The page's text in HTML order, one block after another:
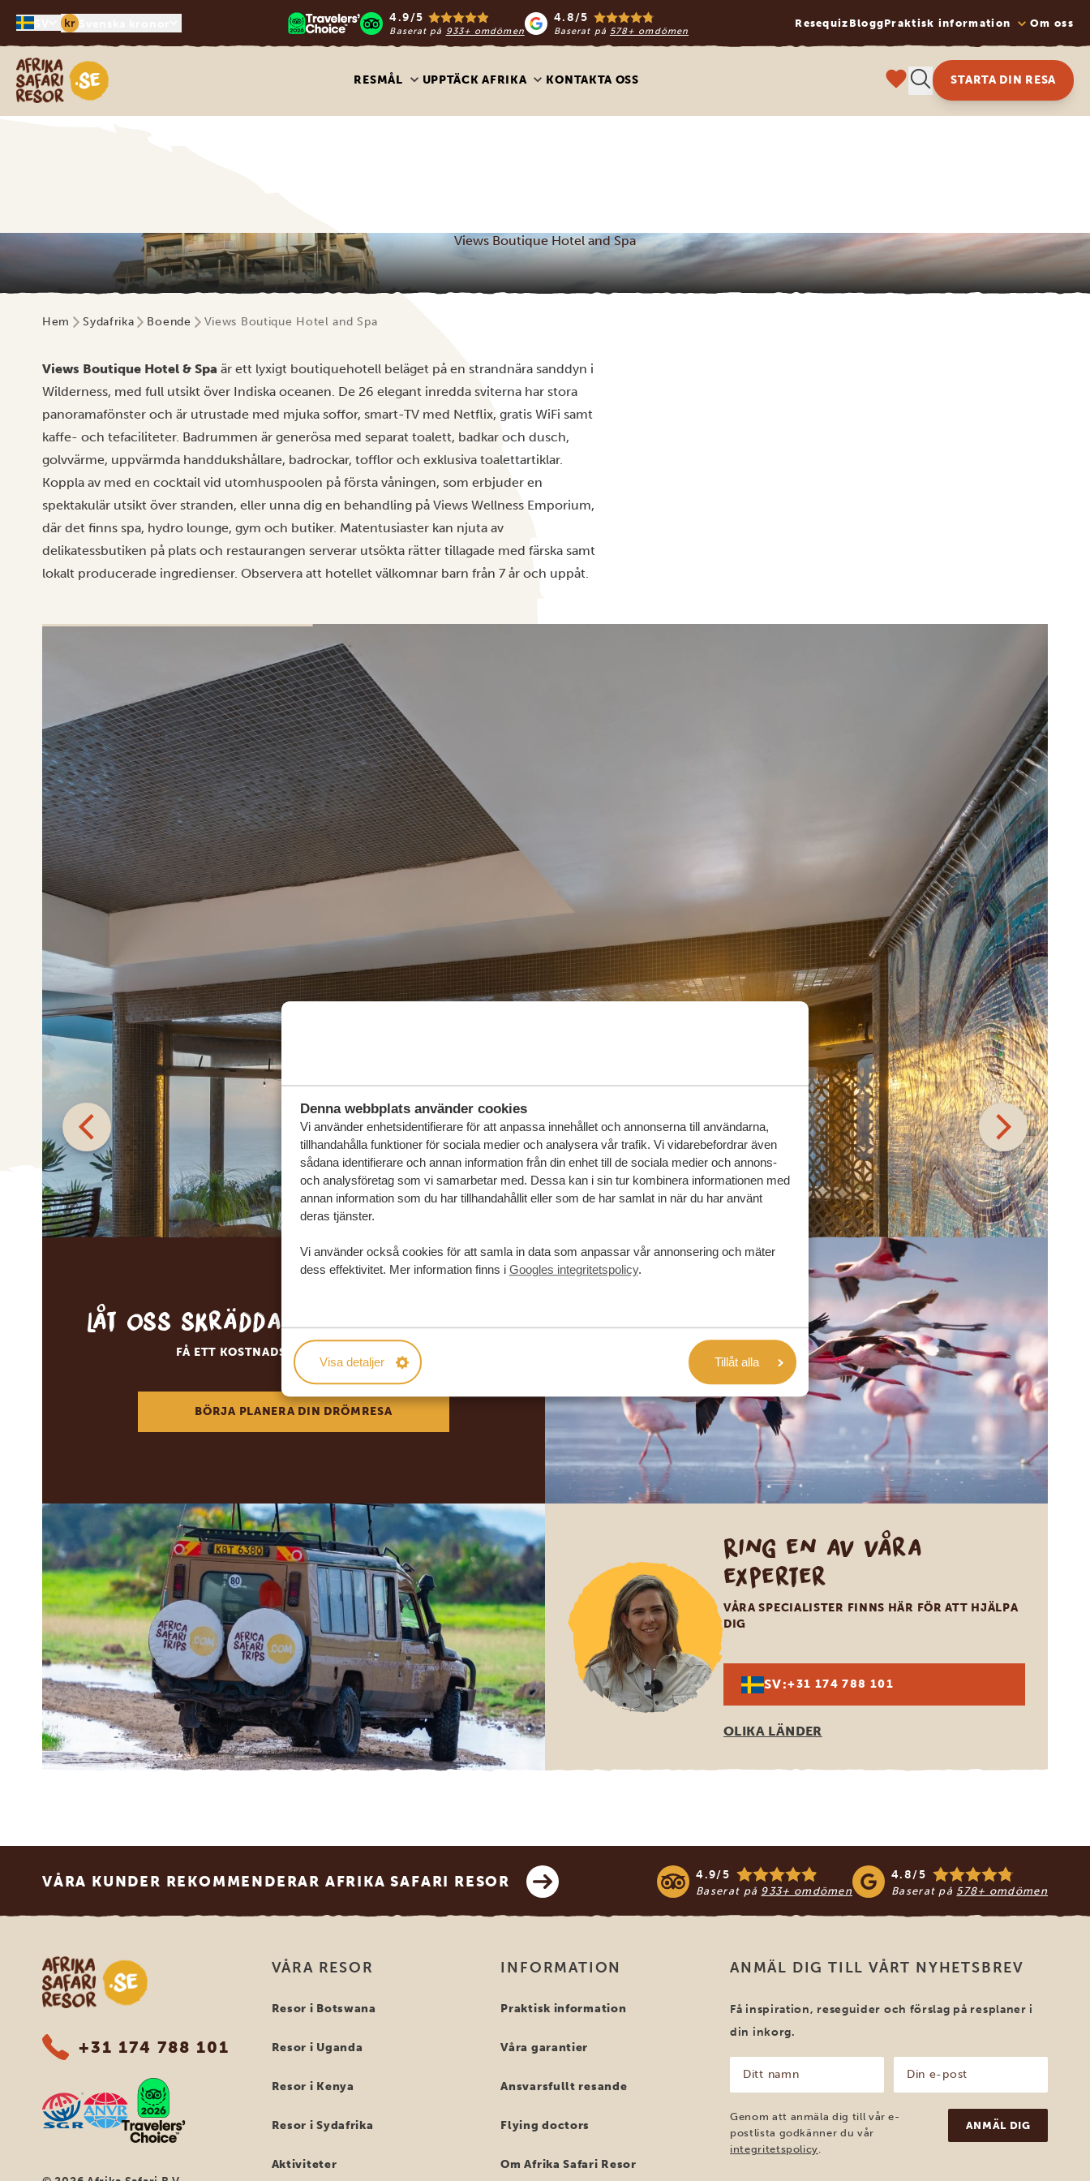
Denna webbplats använder cookies
Vi använder enhetsidentifierare för att anpassa innehållet och annonserna till användarna,
tillhandahålla funktioner för sociala medier och analysera vår trafik. Vi vidarebefordrar även
sådana identifierare och annan information från din enhet till de sociala medier och annons-
och analysföretag som vi samarbetar med. Dessa kan i sin tur kombinera informationen med
annan information som du har tillhandahållit eller som de har samlat in när du har använt
deras tjänster.
Vi använder också cookies för att samla in data som anpassar vår annonsering och mäter
dess effektivitet. Mer information finns i Googles integritetspolicy.
Visa detaljer Tillåt alla
kr 4.9/5
Baserat på 933+ omdömen
4.8/5
Baserat på 578+ omdömen
Resequiz BloggPraktisk information Om oss
Safari-resor i Afrika
RESMÅL UPPTÄCK AFRIKA KONTAKTA OSS STARTA DIN RESA
Views Boutique Hotel and Spa
Hem Sydafrika Boende Views Boutique Hotel and Spa
Views Boutique Hotel & Spa är ett lyxigt boutiquehotell beläget på en strandnära sanddyn i
Wilderness, med full utsikt över Indiska oceanen. De 26 elegant inredda sviterna har stora
panoramafönster och är utrustade med mjuka soffor, smart-TV med Netflix, gratis WiFi samt
kaffe- och tefaciliteter. Badrummen är generösa med separat toalett, badkar och dusch,
golvvärme, uppvärmda handdukshållare, badrockar, tofflor och exklusiva toalettartiklar.
Koppla av med en cocktail vid utomhuspoolen på första våningen, som erbjuder en
spektakulär utsikt över stranden, eller unna dig en behandling på Views Wellness Emporium,
där det finns spa, hydro lounge, gym och butiker. Matentusiaster kan njuta av
delikatessbutiken på plats och restaurangen serverar utsökta rätter tillagade med färska samt
lokalt producerade ingredienser. Observera att hotellet välkomnar barn från 7 år och uppåt.
Låt oss skräddarsy din drömresa
FÅ ETT KOSTNADSFRITT RESEFÖRSLAG
BÖRJA PLANERA DIN DRÖMRESA
Ring en av våra
experter
VÅRA SPECIALISTER FINNS HÄR FÖR ATT HJÄLPA
DIG
SV:+31 174 788 101
OLIKA LÄNDER
VÅRA KUNDER REKOMMENDERAR AFRIKA SAFARI RESOR 4.9/5
Baserat på 933+ omdömen
4.8/5
Baserat på 578+ omdömen
Safari-resor i Afrika
+31 174 788 101
VÅRA RESOR
Resor i Botswana
Resor i Uganda
Resor i Kenya
Resor i Sydafrika
Aktiviteter
INFORMATION
Praktisk information
Våra garantier
Ansvarsfullt resande
Flying doctors
Om Afrika Safari Resor
ANMÄL DIG TILL VÅRT NYHETSBREV
Få inspiration, reseguider och förslag på resplaner i
din inkorg.
namn
(Obligatoriskt)
post
(Obligatoriskt)
Genom att anmäla dig till vår e-
postlista godkänner du vår
integritetspolicy.